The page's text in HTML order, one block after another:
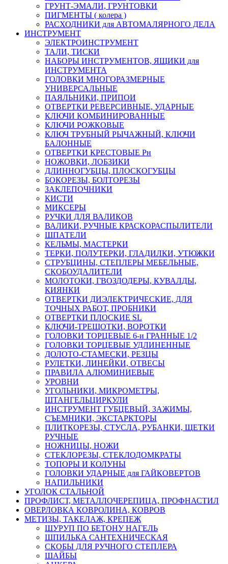
ГРУНТ-ЭМАЛИ, ГРУНТОВКИ
ПИГМЕНТЫ ( колера )
РАСХОДНИКИ для АВТОМАЛЯРНОГО ДЕЛА
ИНСТРУМЕНТ
ЭЛЕКТРОИНСТРУМЕНТ
ТАЛИ, ТИСКИ
НАБОРЫ ИНСТРУМЕНТОВ, ЯЩИКИ для
ИНСТРУМЕНТА
ГОЛОВКИ МНОГОРАЗМЕРНЫЕ
УНИВЕРСАЛЬНЫЕ
ПАЯЛЬНИКИ, ПРИПОИ
ОТВЕРТКИ РЕВЕРСИВНЫЕ, УДАРНЫЕ
КЛЮЧИ КОМБИНИРОВАННЫЕ
КЛЮЧИ РОЖКОВЫЕ
КЛЮЧ ТРУБНЫЙ РЫЧАЖНЫЙ, КЛЮЧИ
БАЛОННЫЕ
ОТВЕРТКИ КРЕСТОВЫЕ Рн
НОЖОВКИ, ЛОБЗИКИ
ДЛИННОГУБЦЫ, ПЛОСКОГУБЦЫ
БОКОРЕЗЫ, БОЛТОРЕЗЫ
ЗАКЛЕПОЧНИКИ
КИСТИ
МИКСЕРЫ
РУЧКИ ДЛЯ ВАЛИКОВ
ВАЛИКИ, РУЧНЫЕ КРАСКОРАСПЫЛИТЕЛИ
ШПАТЕЛИ
КЕЛЬМЫ, МАСТЕРКИ
ТЕРКИ, ПОЛУТЕРКИ, ГЛАДИЛКИ, УТЮЖКИ
СТРУБЦИНЫ, СТЕПЛЕРЫ МЕБЕЛЬНЫЕ,
СКОБОУДАЛИТЕЛИ
МОЛОТОКИ, ГВОЗДОДЕРЫ, КУВАЛДЫ,
КИЯНКИ
ОТВЕРТКИ ДИЭЛЕКТРИЧЕСКИЕ, ДЛЯ
ТОЧНЫХ РАБОТ, ПРОБНИКИ
ОТВЕРТКИ ПЛОСКИЕ SL
КЛЮЧИ-ТРЕЩОТКИ, ВОРОТКИ
ГОЛОВКИ ТОРЦЕВЫЕ 6-и ГРАННЫЕ 1/2
ГОЛОВКИ ТОРЦЕВЫЕ УДЛИНЕННЫЕ
ДОЛОТО-СТАМЕСКИ, РЕЗЦЫ
РУЛЕТКИ, ЛИНЕЙКИ, ОТВЕСЫ
ПРАВИЛА АЛЮМИНИЕВЫЕ
УРОВНИ
УГОЛЬНИКИ, МИКРОМЕТРЫ,
ШТАНГЕЛЬЦИРКУЛИ
ИНСТРУМЕНТ ГУБЦЕВЫЙ, ЗАЖИМЫ,
СЪЕМНИКИ, ЭКСТАРКТОРЫ
ПЛИТКОРЕЗЫ, СТУСЛА, РУБАНКИ, ЩЕТКИ
РУЧНЫЕ
НОЖНИЦЫ, НОЖИ
СТЕКЛОРЕЗЫ, СТЕКЛОДОМКРАТЫ
ТОПОРЫ И КОЛУНЫ
ГОЛОВКИ УДАРНЫЕ для ГАЙКОВЕРТОВ
НАПИЛЬНИКИ
УГОЛОК СТАЛЬНОЙ
ПРОФЛИСТ, МЕТАЛЛОЧЕРЕПИЦА, ПРОФНАСТИЛ
ОВЕРЛОВКА КОВРОЛИНА, КОВРОВ
МЕТИЗЫ, ТАКЕЛАЖ, КРЕПЕЖ
ШУРУП ПО БЕТОНУ НАГЕЛЬ
ШПИЛЬКА САНТЕХНИЧЕСКАЯ
СКОБЫ ДЛЯ РУЧНОГО СТЕПЛЕРА
ШАЙБЫ